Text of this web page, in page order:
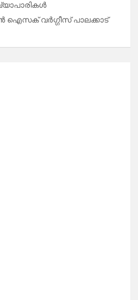
ഐസക് വര്‍ഗ്ഗീസ് പാലക്കാട്